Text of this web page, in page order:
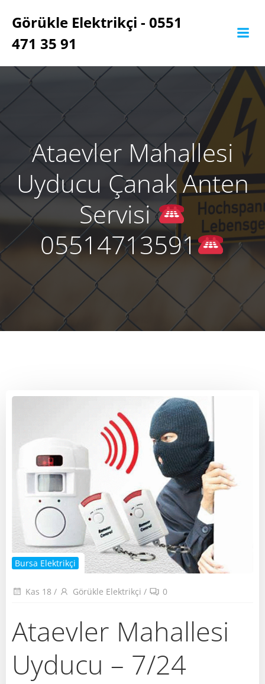
geç
Görükle Elektrikçi - 0551
471 35 91
Ataevler Mahallesi
Uyducu Çanak Anten
Servisi
05514713591
Bursa Elektrikçi
Kas 18 / Görükle Elektrikçi / 0
Ataevler Mahallesi
Uyducu – 7/24